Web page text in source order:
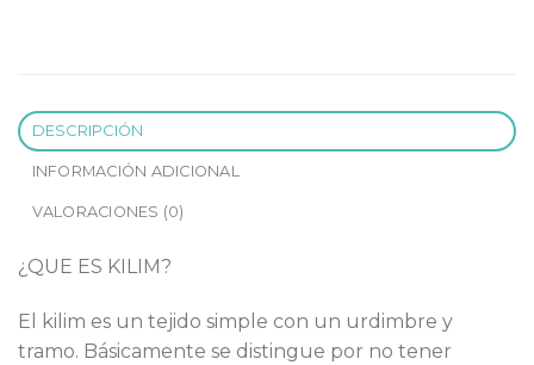
DESCRIPCIÓN
INFORMACIÓN ADICIONAL
VALORACIONES (0)
¿QUE ES KILIM?
El kilim es un tejido simple con un urdimbre y
tramo. Básicamente se distingue por no tener